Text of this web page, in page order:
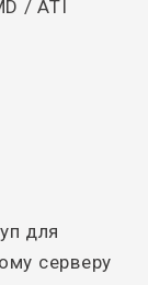
/ ATI
для
серверу